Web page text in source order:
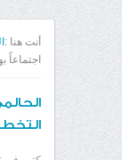
أنت هنا :
اجتماعاً